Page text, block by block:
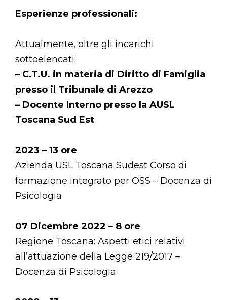
Esperienze professionali:
Attualmente, oltre gli incarichi
sottoelencati:
– C.T.U. in materia di Diritto di Famiglia
presso il Tribunale di Arezzo
– Docente Interno presso la AUSL
Toscana Sud Est
2023 – 13 ore
Azienda USL Toscana Sudest Corso di
formazione integrato per OSS – Docenza di
Psicologia
07 Dicembre 2022 – 8 ore
Regione Toscana: Aspetti etici relativi
all’attuazione della Legge 219/2017 –
Docenza di Psicologia